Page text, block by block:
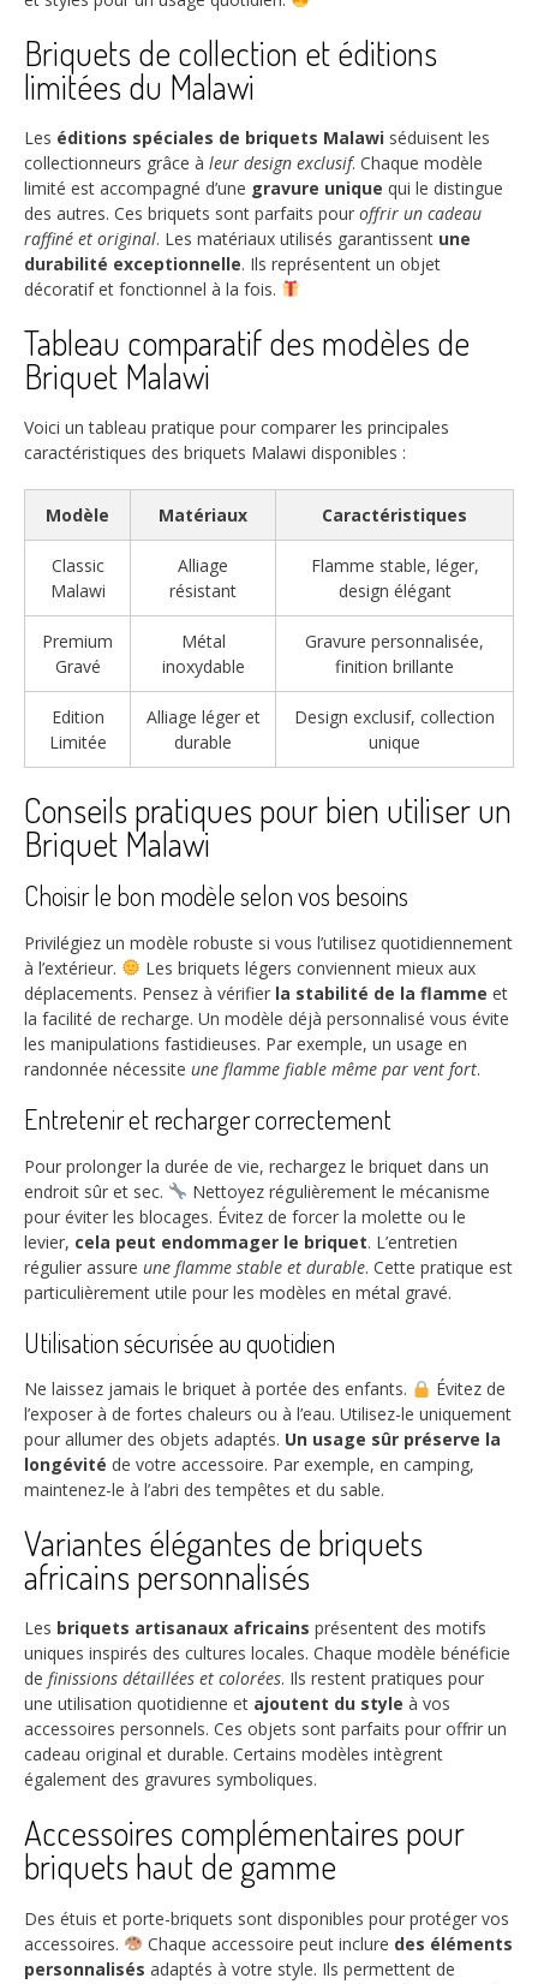
Briquets de collection et éditions
limitées du Malawi
Les éditions spéciales de briquets Malawi séduisent les
collectionneurs grâce à leur design exclusif. Chaque modèle
limité est accompagné d’une gravure unique qui le distingue
des autres. Ces briquets sont parfaits pour offrir un cadeau
raffiné et original. Les matériaux utilisés garantissent une
durabilité exceptionnelle. Ils représentent un objet
décoratif et fonctionnel à la fois.
Tableau comparatif des modèles de
Briquet Malawi
Voici un tableau pratique pour comparer les principales
caractéristiques des briquets Malawi disponibles :
Modèle Matériaux Caractéristiques
Classic
Malawi
Alliage
résistant
Flamme stable, léger,
design élégant
Premium
Gravé
Métal
inoxydable
Gravure personnalisée,
finition brillante
Edition
Limitée
Alliage léger et
durable
Design exclusif, collection
unique
Conseils pratiques pour bien utiliser un
Briquet Malawi
Choisir le bon modèle selon vos besoins
Privilégiez un modèle robuste si vous l’utilisez quotidiennement
à l’extérieur.
Les briquets légers conviennent mieux aux
déplacements. Pensez à vérifier la stabilité de la flamme et
la facilité de recharge. Un modèle déjà personnalisé vous évite
les manipulations fastidieuses. Par exemple, un usage en
randonnée nécessite une flamme fiable même par vent fort.
Entretenir et recharger correctement
Pour prolonger la durée de vie, rechargez le briquet dans un
endroit sûr et sec.
Nettoyez régulièrement le mécanisme
pour éviter les blocages. Évitez de forcer la molette ou le
levier, cela peut endommager le briquet. L’entretien
régulier assure une flamme stable et durable. Cette pratique est
particulièrement utile pour les modèles en métal gravé.
Utilisation sécurisée au quotidien
Ne laissez jamais le briquet à portée des enfants.
Évitez de
l’exposer à de fortes chaleurs ou à l’eau. Utilisez-le uniquement
pour allumer des objets adaptés. Un usage sûr préserve la
longévité de votre accessoire. Par exemple, en camping,
maintenez-le à l’abri des tempêtes et du sable.
Variantes élégantes de briquets
africains personnalisés
Les briquets artisanaux africains présentent des motifs
uniques inspirés des cultures locales. Chaque modèle bénéficie
de finissions détaillées et colorées. Ils restent pratiques pour
une utilisation quotidienne et ajoutent du style à vos
accessoires personnels. Ces objets sont parfaits pour offrir un
cadeau original et durable. Certains modèles intègrent
également des gravures symboliques.
Accessoires complémentaires pour
briquets haut de gamme
Des étuis et porte-briquets sont disponibles pour protéger vos
accessoires.
Chaque accessoire peut inclure des éléments
personnalisés adaptés à votre style. Ils permettent de